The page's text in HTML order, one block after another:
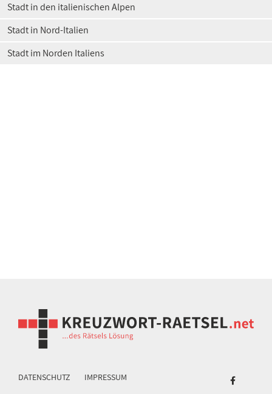
Stadt in den italienischen Alpen
Stadt in Nord-Italien
Stadt im Norden Italiens
DATENSCHUTZ IMPRESSUM